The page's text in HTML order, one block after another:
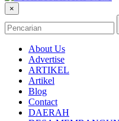
×
About Us
Advertise
ARTIKEL
Artikel
Blog
Contact
DAERAH